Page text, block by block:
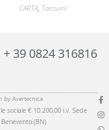
CARTA, Taccuini
+ 39 0824 316816
by Avertecnica
sociale € 10.200,00 i.v. Sede
(BN)